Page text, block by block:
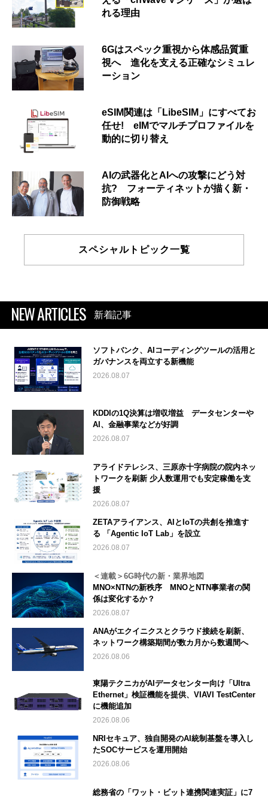
れる理由
6Gはスペック重視から体感品質重
視へ 進化を支える正確なシミュレ
ーション
eSIM関連は「LibeSIM」にすべてお
任せ! eIMでマルチプロファイルを
動的に切り替え
AIの武器化とAIへの攻撃にどう対
抗? フォーティネットが描く新・
防御戦略
スペシャルトピック一覧
NEW ARTICLES 新着記事
ソフトバンク、AIコーディングツールの活用と
ガバナンスを両立する新機能
2026.08.07
KDDIの1Q決算は増収増益 データセンターや
AI、金融事業などが好調
2026.08.07
アライドテレシス、三原赤十字病院の院内ネッ
トワークを刷新 少人数運用でも安定稼働を支
援
2026.08.07
ZETAアライアンス、AIとIoTの共創を推進す
る 「Agentic IoT Lab」を設立
2026.08.07
＜連載＞6G時代の新・業界地図
MNO×NTNの新秩序 MNOとNTN事業者の関
係は変化するか？
2026.08.07
ANAがエクイニクスとクラウド接続を刷新、
ネットワーク構築期間が数カ月から数週間へ
2026.08.06
東陽テクニカがAIデータセンター向け「Ultra
Ethernet」検証機能を提供、VIAVI TestCenter
に機能追加
2026.08.06
NRIセキュア、独自開発のAI統制基盤を導入し
たSOCサービスを運用開始
2026.08.06
総務省の「ワット・ビット連携関連実証」に7